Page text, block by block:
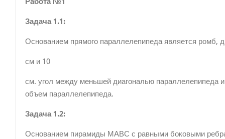
Задача 1.1:
Основанием прямого параллелепипеда является ромб,
см и 10
см. угол между меньшей диагональю параллелепипеда
объем параллелепипеда.
Задача 1.2:
Основанием пирамиды МАВС с равными боковыми